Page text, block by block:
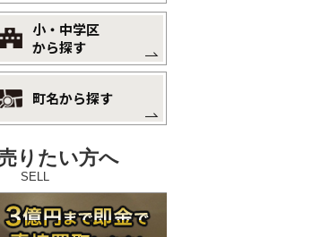
小・中学区
から探す
町名から探す
りたい方へ
SELL